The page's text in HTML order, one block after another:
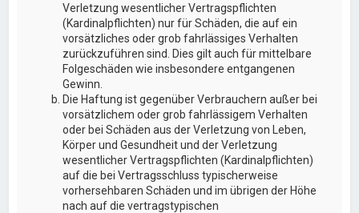
Verletzung wesentlicher Vertragspflichten
(Kardinalpflichten) nur für Schäden, die auf ein
vorsätzliches oder grob fahrlässiges Verhalten
zurückzuführen sind. Dies gilt auch für mittelbare
Folgeschäden wie insbesondere entgangenen
Gewinn.
Die Haftung ist gegenüber Verbrauchern außer bei
vorsätzlichem oder grob fahrlässigem Verhalten
oder bei Schäden aus der Verletzung von Leben,
Körper und Gesundheit und der Verletzung
wesentlicher Vertragspflichten (Kardinalpflichten)
auf die bei Vertragsschluss typischerweise
vorhersehbaren Schäden und im übrigen der Höhe
nach auf die vertragstypischen